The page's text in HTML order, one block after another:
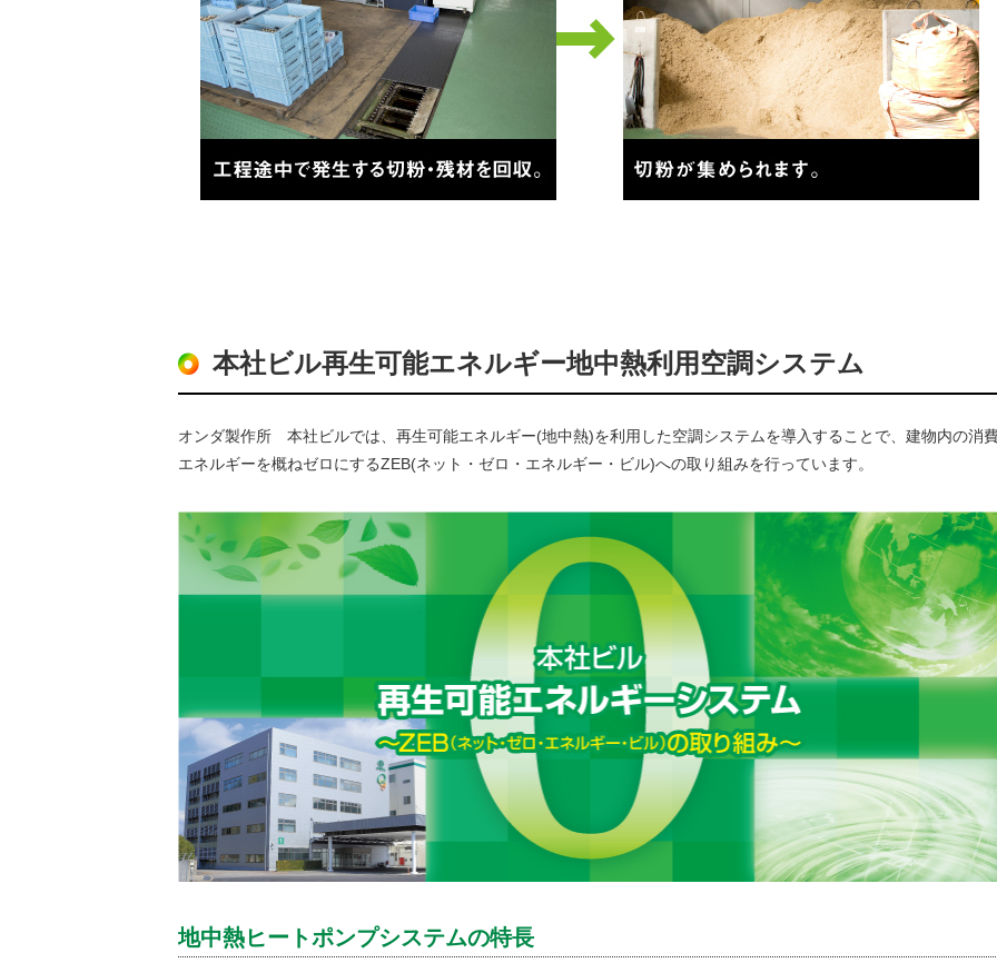
本社ビル再生可能エネルギー地中熱利用空調システム
オンダ製作所 本社ビルでは、再生可能エネルギー(地中熱)を利用した空調システムを導入することで、建物内の消
エネルギーを概ねゼロにするZEB(ネット・ゼロ・エネルギー・ビル)への取り組みを行っています。
地中熱ヒートポンプシステムの特長